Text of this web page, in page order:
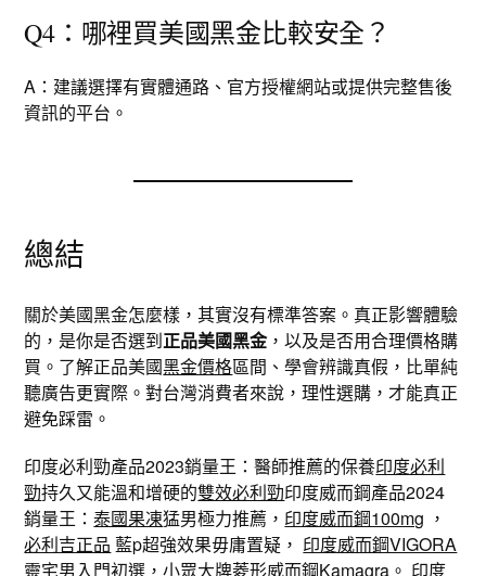
Q4：哪裡買美國黑金比較安全？
A：建議選擇有實體通路、官方授權網站或提供完整售後
資訊的平台。
總結
關於美國黑金怎麼樣，其實沒有標準答案。真正影響體驗
的，是你是否選到正品美國黑金，以及是否用合理價格購
買。了解正品美國黑金價格區間、學會辨識真假，比單純
聽廣告更實際。對台灣消費者來說，理性選購，才能真正
避免踩雷。
印度必利勁產品2023銷量王：醫師推薦的保養印度必利
勁持久又能溫和增硬的雙效必利勁印度威而鋼產品2024
銷量王：泰國果凍猛男極力推薦， 印度威而鋼100mg ，
必利吉正品 藍p超強效果毋庸置疑， 印度威而鋼VIGORA
靈宅男入門初選，小眾大牌菱形威而鋼Kamagra 。 印度